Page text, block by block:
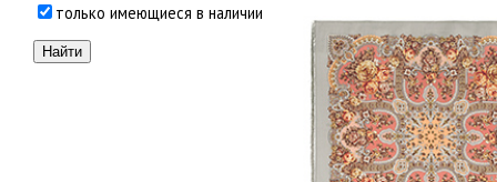
только имеющиеся в наличии